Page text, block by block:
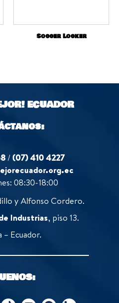
Soccer Locker
ECUADOR
/(07) 410 4227
08:30-18:00
y Alfonso Cordero.
Industrias, piso 13.
– Ecuador.